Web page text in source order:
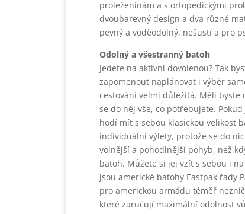
proleženinám a s ortopedickými
dvoubarevný design a dva různé
pevný a voděodolný, nešustí a pro
Odolný a všestranný batoh
Jedete na aktivní dovolenou? Tak
zapomenout naplánovat i výběr
cestování velmi důležitá. Měli
se do něj vše, co potřebujete.
hodí mít s sebou klasickou velikost
individuální výlety, protože se do
volnější a pohodlnější pohyb, než
batoh. Můžete si jej vzít s sebou i
jsou americké batohy Eastpak řady
pro americkou armádu téměř
které zaručují maximální odolnost